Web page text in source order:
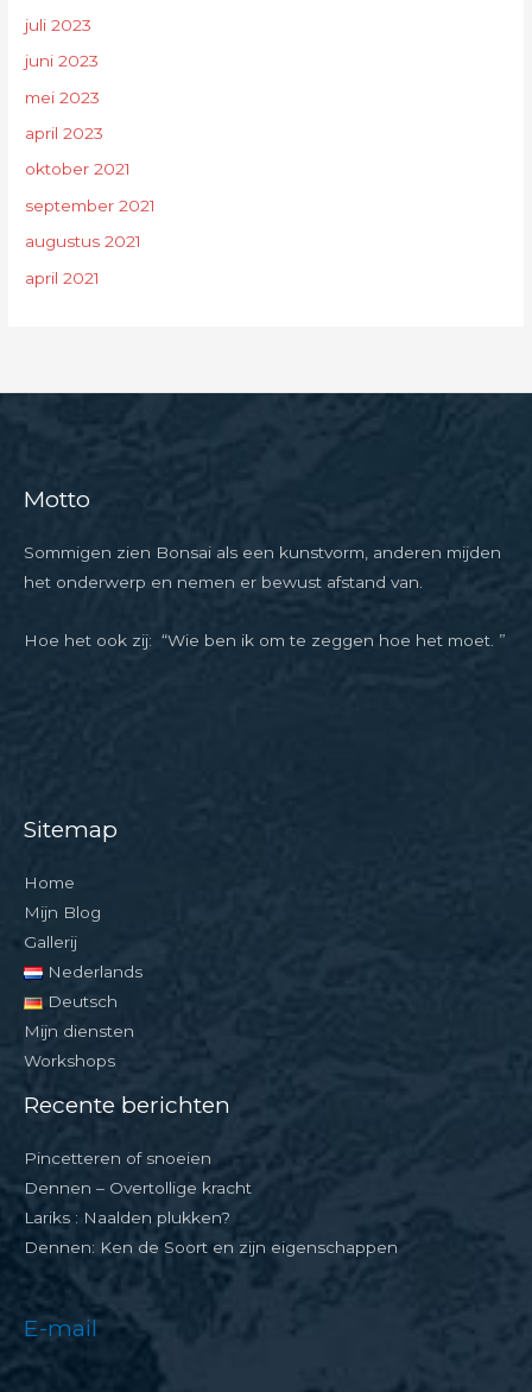
juli 2023
juni 2023
mei 2023
april 2023
oktober 2021
september 2021
augustus 2021
april 2021
Motto
Sommigen zien Bonsai als een kunstvorm, anderen mijden
het onderwerp en nemen er bewust afstand van.
Hoe het ook zij: “Wie ben ik om te zeggen hoe het moet. ”
Sitemap
Home
Mijn Blog
Gallerij
Nederlands
Deutsch
Mijn diensten
Workshops
Recente berichten
Pincetteren of snoeien
Dennen – Overtollige kracht
Lariks : Naalden plukken?
Dennen: Ken de Soort en zijn eigenschappen
E-mail